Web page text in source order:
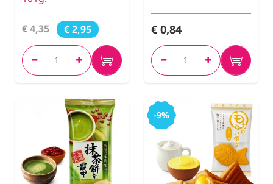
€ 4,35 € 2,95 € 0,84
-9%